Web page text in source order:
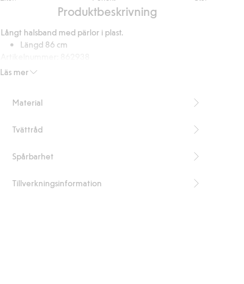
utav
3
betyg
Produktbeskrivning
Läs mer
Långt halsband med pärlor i plast.
Längd 86 cm
Recycled plastic
Material
Tvättråd
Spårbarhet
Tillverkningsinformation